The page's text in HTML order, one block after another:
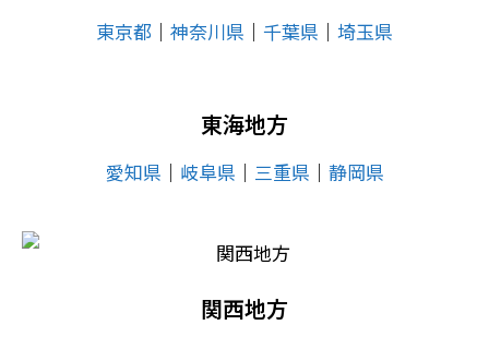
東京都 │ 神奈川県 │ 千葉県 │ 埼玉県
東海地方
愛知県 │ 岐阜県 │ 三重県 │ 静岡県
関西地方